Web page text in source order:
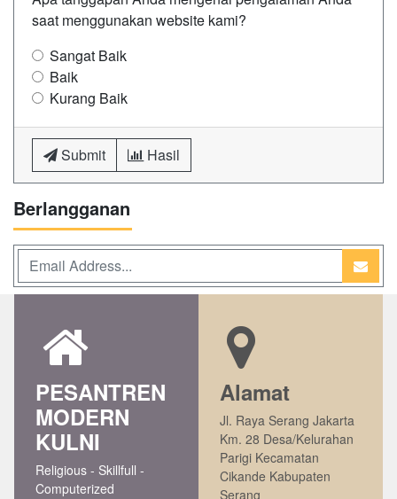
saat menggunakan website kami?
Sangat Baik
Baik
Kurang Baik
Submit Hasil
Berlangganan
PESANTREN
MODERN
KULNI
Religious - Skillfull -
Computerized
Alamat
Jl. Raya Serang Jakarta
Km. 28 Desa/Kelurahan
Parigi Kecamatan
Cikande Kabupaten
Serang